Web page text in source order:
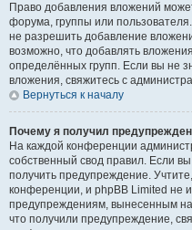
Право добавления вложений
форума, группы или
не разрешить добавление
возможно, что добавлять
определённых групп. Если вы не
вложения, свяжитесь с
Вернуться к началу
Почему я получил
На каждой конференции
собственный свод правил. Если
получить предупреждение.
конференции, и phpBB Limited не
предупреждениям, вынесенным
что получили предупреждение,